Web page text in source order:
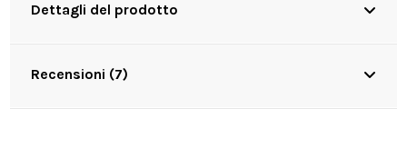
Dettagli del prodotto
Recensioni (7)